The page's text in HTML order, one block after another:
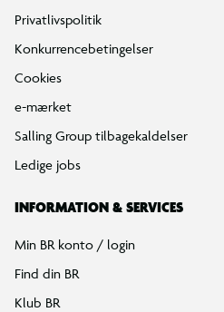
Privatlivspolitik
Konkurrencebetingelser
Cookies
e-mærket
Salling Group tilbagekaldelser
Ledige jobs
INFORMATION & SERVICES
Min BR konto / login
Find din BR
Klub BR